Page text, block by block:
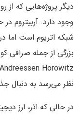
دیگر پروژه‌هایی که
شبکه اتریوم است اما
بزرگی از جمله صرافی
نظر می‌رسد به دنبال